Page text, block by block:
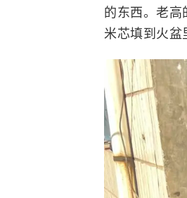
的东西。老
米芯填到火盆